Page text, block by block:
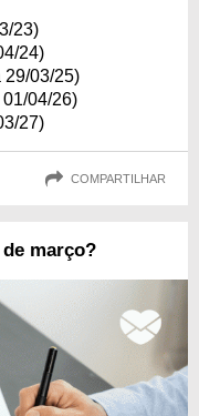
23)
24)
29/03/25)
04/26)
27)
COMPARTILHAR
março?